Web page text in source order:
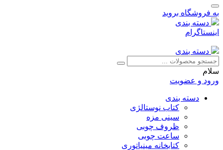
به فروشگاه بروید
دسته بندی
اینستاگرام
دسته بندی
جستجو
برای:
جستجو
سلام
ورود و عضویت
دسته بندی
کتاب نوستالژی
سینی مزه
ظروف چوبی
ساعت چوبی
کتابخانه مینیاتوری